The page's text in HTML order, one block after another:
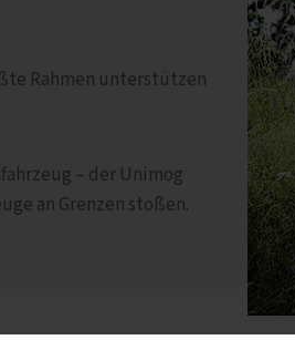
Rahmen unterstützen
– der Unimog
an Grenzen stoßen.